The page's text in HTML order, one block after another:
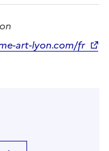
art-lyon.com/fr